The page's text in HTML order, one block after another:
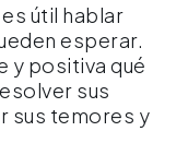
útil hablar
esperar.
y positiva qué
sus
sus temores y